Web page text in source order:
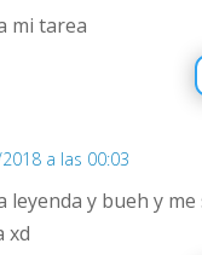
mi tarea
a las 00:03
leyenda y bueh y
xd